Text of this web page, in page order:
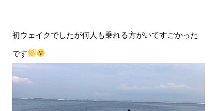
初ウェイクでしたが何人も乗れる方がいてすごかった
です